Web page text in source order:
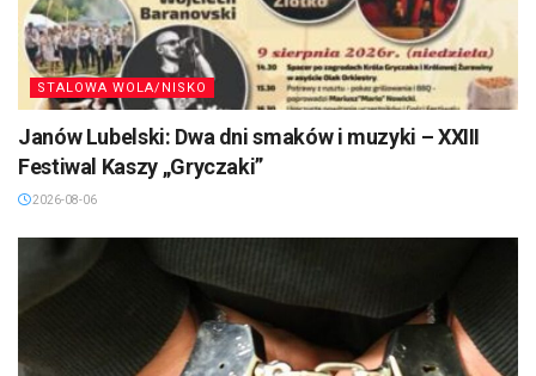
STALOWA WOLA/NISKO
Janów Lubelski: Dwa dni smaków i muzyki – XXIII
Festiwal Kaszy „Gryczaki”
2026-08-06